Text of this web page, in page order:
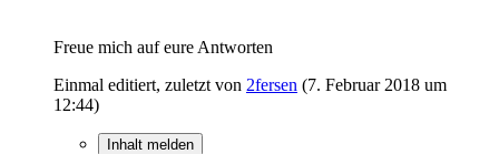
Freue mich auf eure Antworten
Einmal editiert, zuletzt von 2fersen (7. Februar 2018 um
12:44)
Inhalt melden